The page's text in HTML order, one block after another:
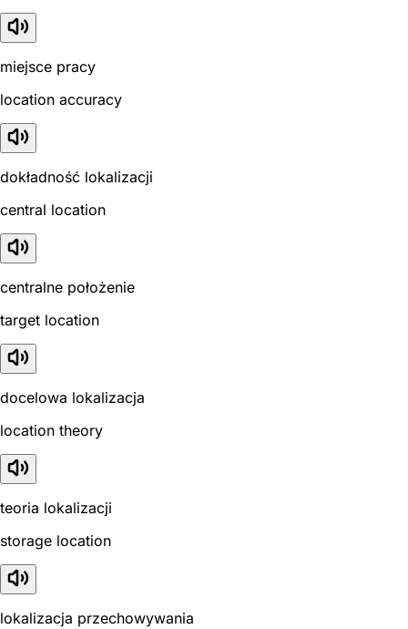
miejsce pracy
location accuracy
dokładność lokalizacji
central location
centralne położenie
target location
docelowa lokalizacja
location theory
teoria lokalizacji
storage location
lokalizacja przechowywania